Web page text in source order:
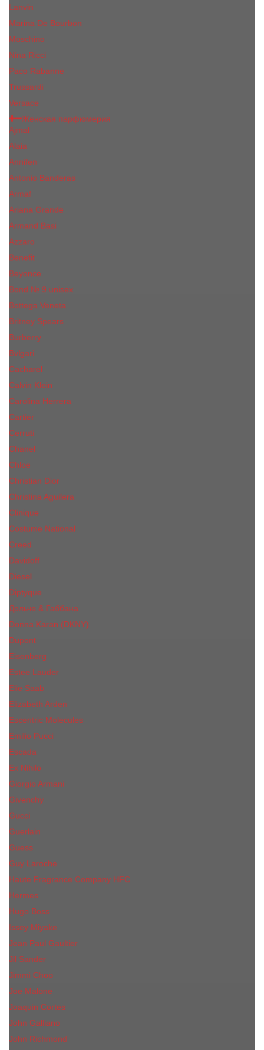
Lanvin
Marina De Bourbon
Moschino
Nina Ricci
Paco Rabanne
Trussardi
Versace
Женская парфюмерия
Ajmal
Alaia
Annifen
Antonio Banderas
Armaf
Ariana Grande
Armand Basi
Azzaro
Benefit
Beyonce
Bond № 9 unisex
Bottega Veneta
Britney Spears
Burberry
Bvlgari
Cacharel
Calvin Klein
Carolina Herrera
Cartier
Cerruti
Сhanеl
Chloe
Christian Dior
Christina Aguilera
Сliniquе
Costume National
Creed
Davidoff
Diesel
Diptyque
Дольче & Габбана
Donna Karan (DKNY)
Dupont
Eisenberg
Еsteе Lаudеr
Elie Saab
Elizabeth Arden
Escentric Molecules
Emilio Pucci
Escada
Ex Nihilo
Giorgio Armani
Givenchy
Gucci
Guerlain
Guess
Guy Laroche
Haute Fragrance Company HFC
Hermes
Hugo Boss
Issey Miyake
Jean Paul Gaultier
Jil Sander
Jimmi Choo
Jое Malоnе
Joaquin Cortes
John Galliano
John Richmond